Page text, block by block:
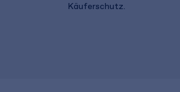
Käuferschutz.